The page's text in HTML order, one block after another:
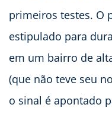
primeiros testes. O
estipulado para
em um bairro de
(que não teve seu
o sinal é apontado